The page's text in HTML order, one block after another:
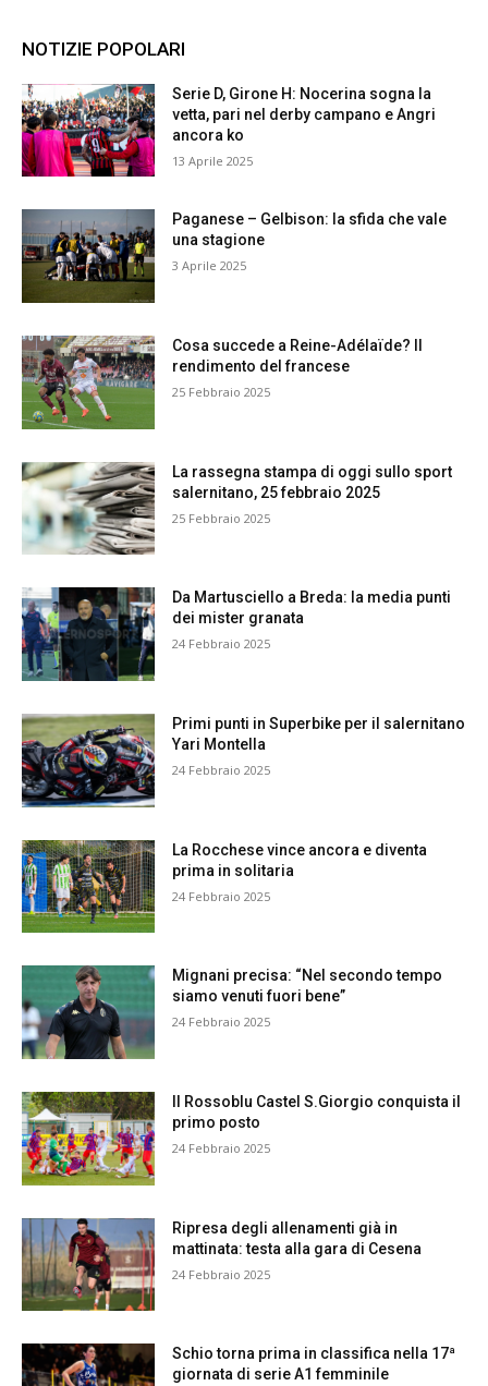
NOTIZIE POPOLARI
Serie D, Girone H: Nocerina sogna la
vetta, pari nel derby campano e Angri
ancora ko
13 Aprile 2025
Paganese – Gelbison: la sfida che vale
una stagione
3 Aprile 2025
Cosa succede a Reine-Adélaïde? Il
rendimento del francese
25 Febbraio 2025
La rassegna stampa di oggi sullo sport
salernitano, 25 febbraio 2025
25 Febbraio 2025
Da Martusciello a Breda: la media punti
dei mister granata
24 Febbraio 2025
Primi punti in Superbike per il salernitano
Yari Montella
24 Febbraio 2025
La Rocchese vince ancora e diventa
prima in solitaria
24 Febbraio 2025
Mignani precisa: “Nel secondo tempo
siamo venuti fuori bene”
24 Febbraio 2025
Il Rossoblu Castel S.Giorgio conquista il
primo posto
24 Febbraio 2025
Ripresa degli allenamenti già in
mattinata: testa alla gara di Cesena
24 Febbraio 2025
Schio torna prima in classifica nella 17ª
giornata di serie A1 femminile